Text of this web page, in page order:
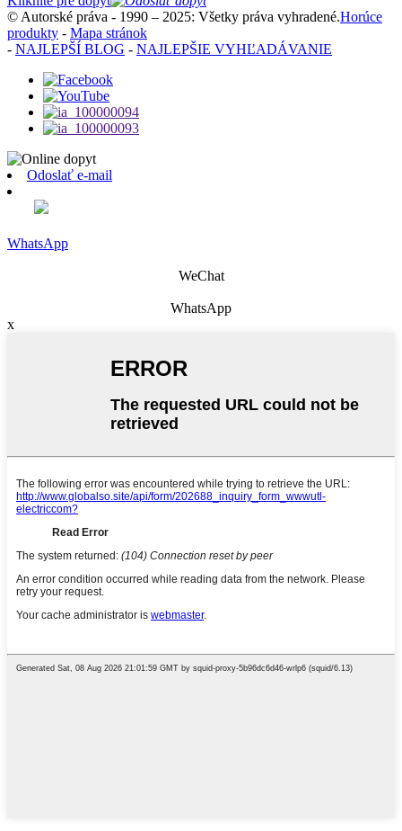
© Autorské práva - 1990 – 2025: Všetky práva vyhradené.Horúce
produkty - Mapa stránok
- NAJLEPŠÍ BLOG - NAJLEPŠIE VYHĽADÁVANIE
Odoslať e-mail
WhatsApp
WeChat
WhatsApp
x